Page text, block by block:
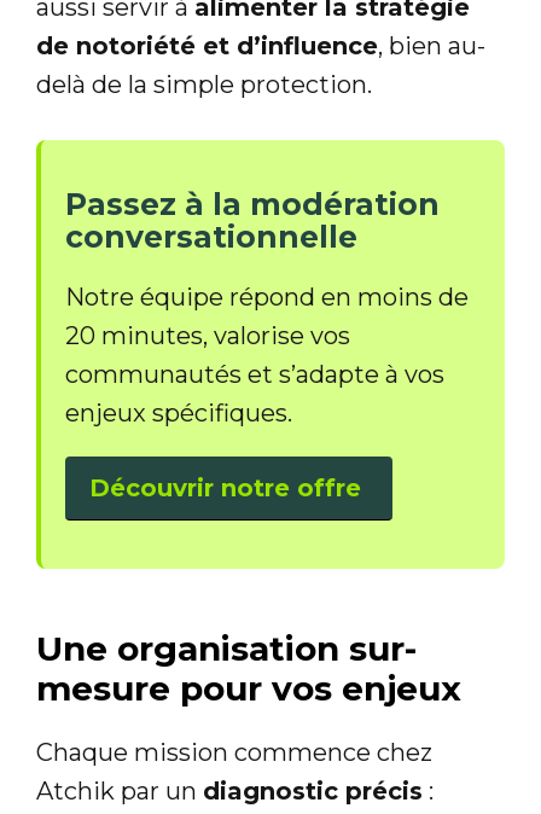
aussi servir à alimenter la stratégie
de notoriété et d’influence, bien au-
delà de la simple protection.
Passez à la modération
conversationnelle
Notre équipe répond en moins de
20 minutes, valorise vos
communautés et s’adapte à vos
enjeux spécifiques.
Découvrir notre offre
Une organisation sur-
mesure pour vos enjeux
Chaque mission commence chez
Atchik par un diagnostic précis :